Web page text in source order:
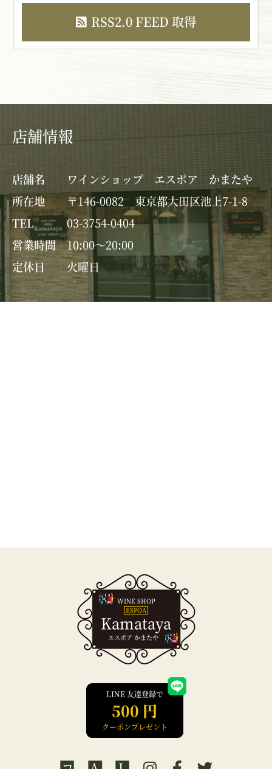
RSS2.0 FEED 取得
店舗情報
店舗名
ワインショップ エスポア かまたや
所在地
〒146-0082 東京都大田区池上7-1-8
TEL
03-3754-0404
営業時間
10:00～20:00
定休日
火曜日
WINE SHOP
ESPOA
Kamataya
エスポア かまたや
LINE 友達登録で
500 円
クーポンプレゼント